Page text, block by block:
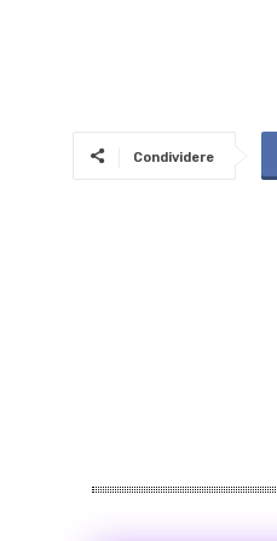
Condividere